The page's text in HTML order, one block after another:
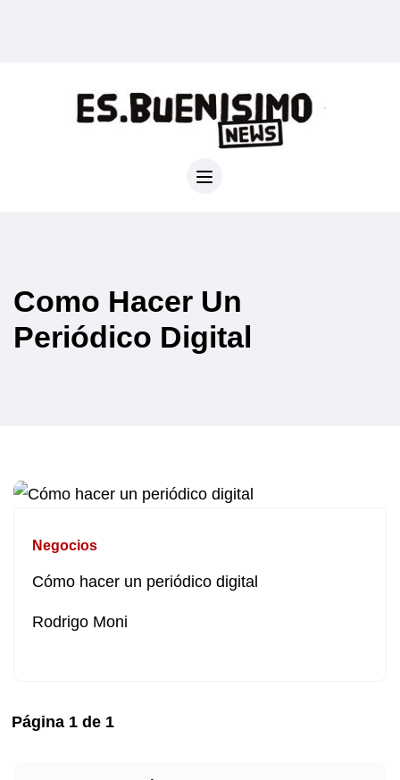
Como Hacer Un
Periódico Digital
Negocios
Cómo hacer un periódico digital
Rodrigo Moni
Página 1 de 1